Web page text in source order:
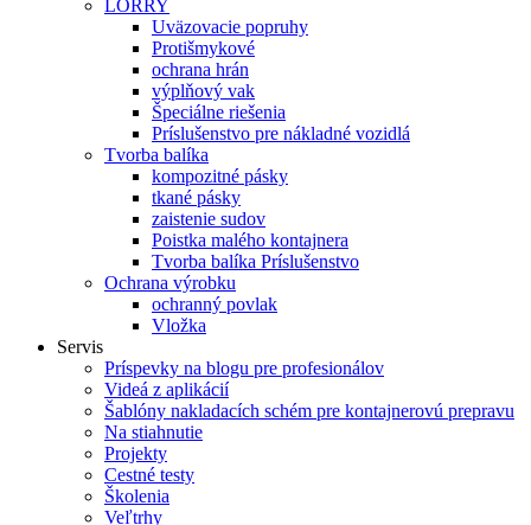
LORRY
Uväzovacie popruhy
Protišmykové
ochrana hrán
výplňový vak
Špeciálne riešenia
Príslušenstvo pre nákladné vozidlá
Tvorba balíka
kompozitné pásky
tkané pásky
zaistenie sudov
Poistka malého kontajnera
Tvorba balíka Príslušenstvo
Ochrana výrobku
ochranný povlak
Vložka
Servis
Príspevky na blogu pre profesionálov
Videá z aplikácií
Šablóny nakladacích schém pre kontajnerovú prepravu
Na stiahnutie
Projekty
Cestné testy
Školenia
Veľtrhy